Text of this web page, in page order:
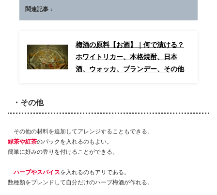
関連記事 ↓
梅酒の原料【お酒】｜何で漬ける？
ホワイトリカー、本格焼酎、日本
酒、ウォッカ、ブランデー、その他
・その他
その他の材料を追加してアレンジすることもできる。
緑茶や紅茶のパックを入れるのもよい。
簡単に好みの香りを付けることができる。
ハーブやスパイスを入れるのもアリである。
数種類をブレンドして自分だけのハーブ梅酒が作れる。